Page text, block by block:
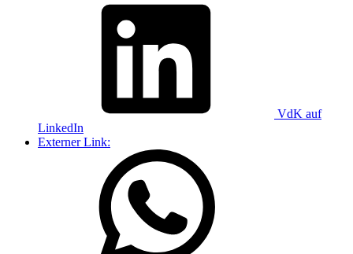
VdK auf
LinkedIn
Externer Link: